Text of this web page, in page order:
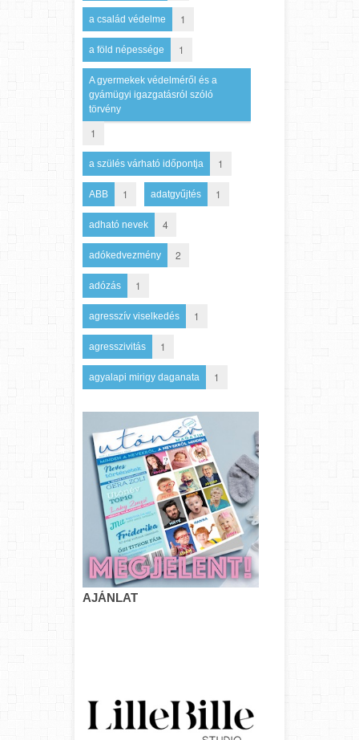
a család védelme 1
a föld népessége 1
A gyermekek védelméről és a
gyámügyi igazgatásról szóló
törvény
1
a szülés várható időpontja 1
ABB 1 adatgyűjtés 1
adható nevek 4
adókedvezmény 2
adózás 1
agresszív viselkedés 1
agresszivitás 1
agyalapi mirigy daganata 1
AJÁNLAT